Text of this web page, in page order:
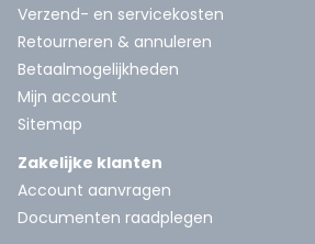
Verzend- en servicekosten
Retourneren & annuleren
Betaalmogelijkheden
Mijn account
Sitemap
Zakelijke klanten
Account aanvragen
Documenten raadplegen